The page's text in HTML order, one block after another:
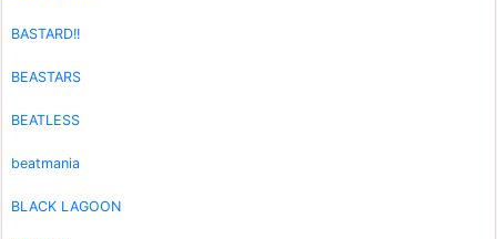
BASTARD!!
BEASTARS
BEATLESS
beatmania
BLACK LAGOON